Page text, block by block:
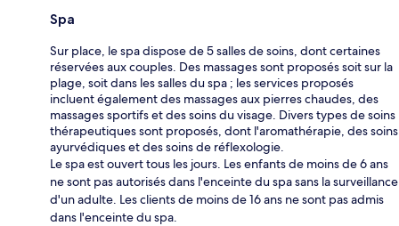
Spa
Sur place, le spa dispose de 5 salles de soins, dont certaines
réservées aux couples. Des massages sont proposés soit sur la
plage, soit dans les salles du spa ; les services proposés
incluent également des massages aux pierres chaudes, des
massages sportifs et des soins du visage. Divers types de soins
thérapeutiques sont proposés, dont l'aromathérapie, des soins
ayurvédiques et des soins de réflexologie.
Le spa est ouvert tous les jours. Les enfants de moins de 6 ans
ne sont pas autorisés dans l'enceinte du spa sans la surveillance
d'un adulte. Les clients de moins de 16 ans ne sont pas admis
dans l'enceinte du spa.